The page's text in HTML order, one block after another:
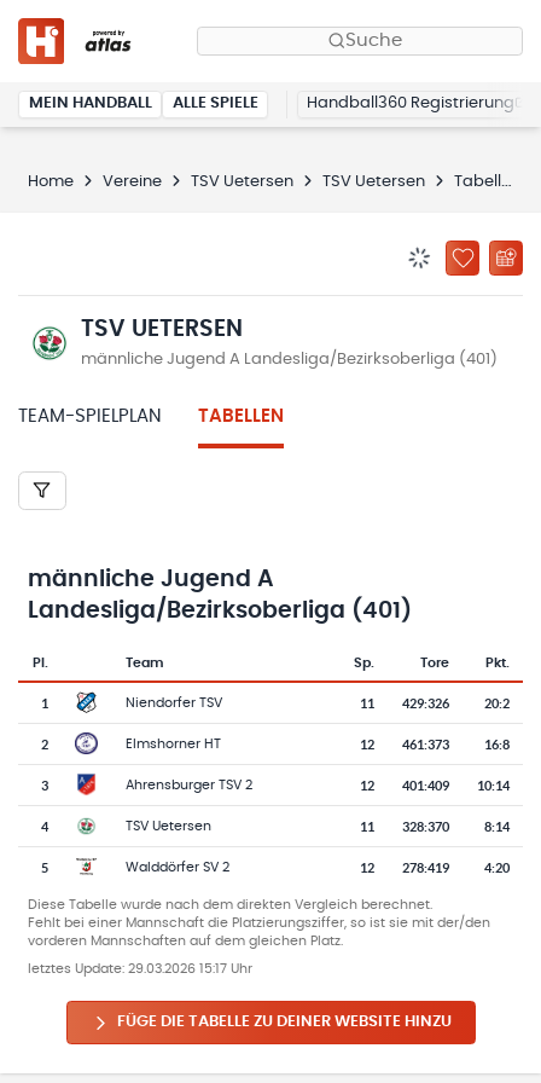
Suche
MEIN HANDBALL ALLE SPIELE Handball360 Registrierung
Home Vereine TSV Uetersen TSV Uetersen Tabellen
ZU
TSV UETERSEN
männliche Jugend A Landesliga/Bezirksoberliga (401)
TEAM-SPIELPLAN TABELLEN
männliche Jugend A
Landesliga/Bezirksoberliga (401)
Tabelle mit Vereinsplatzierungen, Spielen, Toren und Punkten
Pl.
Team-Logo
Team Sp. Tore Pkt.
1 Niendorfer TSV 11 429:326 20:2
2 Elmshorner HT 12 461:373 16:8
3 Ahrensburger TSV 2 12 401:409 10:14
4 TSV Uetersen 11 328:370 8:14
5 Walddörfer SV 2 12 278:419 4:20
Diese Tabelle wurde nach dem direkten Vergleich berechnet.
Fehlt bei einer Mannschaft die Platzierungsziffer, so ist sie mit der/den
vorderen Mannschaften auf dem gleichen Platz.
letztes Update: 29.03.2026 15:17 Uhr
FÜGE DIE TABELLE ZU DEINER WEBSITE HINZU